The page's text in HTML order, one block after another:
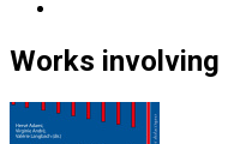
Works involving